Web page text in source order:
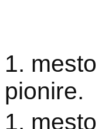
1.
pionire.
1.